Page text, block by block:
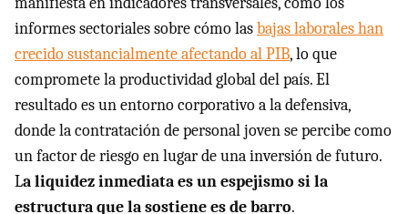
informes sectoriales sobre cómo lasbajas laborales han
crecido sustancialmente afectando al PIB, lo que
compromete la productividad global del país. El
resultado es un entorno corporativo a la defensiva,
donde la contratación de personal joven se percibe como
un factor de riesgo en lugar de una inversión de futuro.
La liquidez inmediata es un espejismo si la
estructura que la sostiene es de barro.